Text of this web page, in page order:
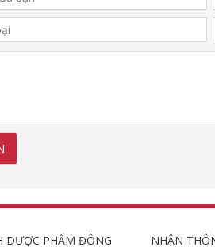
DƯỢC PHẨM ĐÔNG NHẬN